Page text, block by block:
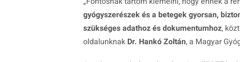
gyógyszerészek és a betegek gyorsan,
szükséges adathoz és dokumentumhoz,
oldalunknak Dr. Hankó Zoltán, a Magyar